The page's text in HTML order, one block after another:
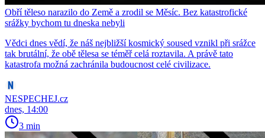
Obří těleso narazilo do Země a zrodil se Měsíc. Bez katastrofické
srážky bychom tu dneska nebyli
Vědci dnes vědí, že náš nejbližší kosmický soused vznikl při srážce
tak brutální, že obě tělesa se téměř celá roztavila. A právě tato
katastrofa možná zachránila budoucnost celé civilizace.
NESPECHEJ.cz
dnes, 14:00
3 min